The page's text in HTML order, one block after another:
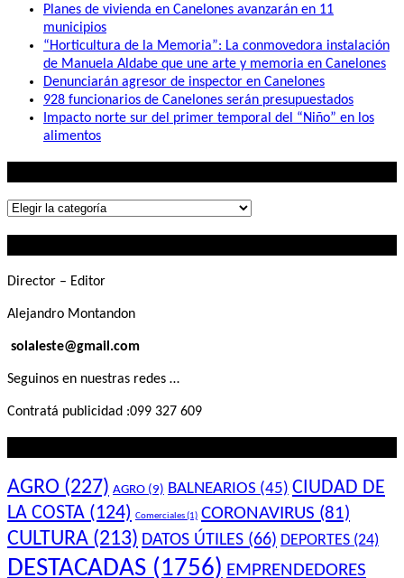
Planes de vivienda en Canelones avanzarán en 11
municipios
“Horticultura de la Memoria”: La conmovedora instalación
de Manuela Aldabe que une arte y memoria en Canelones
Denunciarán agresor de inspector en Canelones
928 funcionarios de Canelones serán presupuestados
Impacto norte sur del primer temporal del “Niño” en los
alimentos
Lo
Director – Editor
Alejandro Montandon
solaleste@gmail.com
Seguinos en nuestras redes …
Contratá publicidad :099 327 609
AGRO (227) AGRO (9) BALNEARIOS (45) CIUDAD DE
LA COSTA (124) Comerciales(1) CORONAVIRUS (81)
CULTURA (213) DATOS ÚTILES (66) DEPORTES (24)
DESTACADAS (1756) EMPRENDEDORES